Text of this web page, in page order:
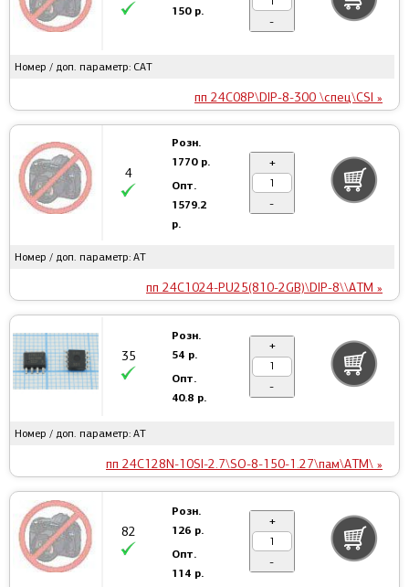
Номер / доп. параметр: CAT
пп 24C08P\DIP-8-300 \спец\CSI »
150 р.
-
Номер / доп. параметр: AT
пп 24C1024-PU25(810-2GB)\DIP-8\\ATM »
4
Розн.
1770 р.
Опт.
1579.2
р.
+
-
Номер / доп. параметр: AT
пп 24C128N-10SI-2.7\SO-8-150-1.27\пам\ATM\ »
35
Розн.
54 р.
Опт.
40.8 р.
+
-
82
Розн.
126 р.
Опт.
114 р.
+
-